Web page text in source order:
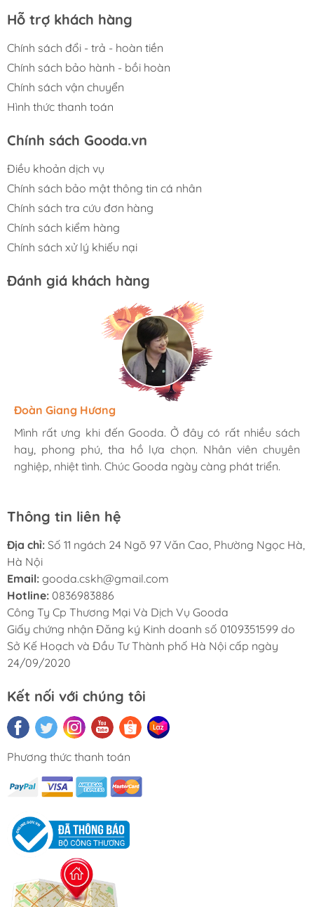
Hỗ trợ khách hàng
Chính sách đổi - trả - hoàn tiền
Chính sách bảo hành - bồi hoàn
Chính sách vận chuyển
Hình thức thanh toán
Chính sách Gooda.vn
Điều khoản dịch vụ
Chính sách bảo mật thông tin cá nhân
Chính sách tra cứu đơn hàng
Chính sách kiểm hàng
Chính sách xử lý khiếu nại
Đánh giá khách hàng
Hương Suri
Mình rất ưng khi đến Gooda. Ở đây có rất nhiều sách
hay, phong phú, tha hồ lựa chọn. Nhân viên chuyên
nghiệp, nhiệt tình. Chúc Gooda ngày càng phát triển.
Đoàn Giang Hương
Mình rất ưng khi đến Gooda. Ở đây có rất nhiều sách
hay, phong phú, tha hồ lựa chọn. Nhân viên chuyên
nghiệp, nhiệt tình. Chúc Gooda ngày càng phát triển.
Ngọc Anh
Mình rất ưng khi đến Gooda. Ở đây có rất nhiều sách
hay, phong phú, tha hồ lựa chọn. Nhân viên chuyên
nghiệp, nhiệt tình. Chúc Gooda ngày càng phát triển.
Thông tin liên hệ
Địa chỉ: Số 11 ngách 24 Ngõ 97 Văn Cao, Phường Ngọc Hà,
Hà Nội
Email: gooda.cskh@gmail.com
Hotline: 0836983886
Công Ty Cp Thương Mại Và Dịch Vụ Gooda
Giấy chứng nhận Đăng ký Kinh doanh số 0109351599 do
Sở Kế Hoạch và Đầu Tư Thành phố Hà Nội cấp ngày
24/09/2020
Kết nối với chúng tôi
Phương thức thanh toán